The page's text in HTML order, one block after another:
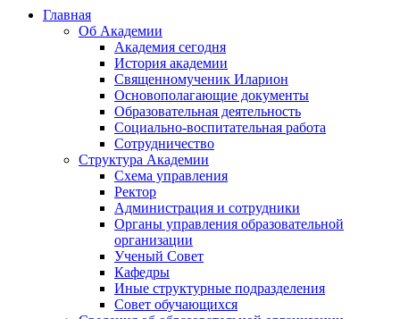
Главная
Об Академии
Академия сегодня
История академии
Священномученик Иларион
Основополагающие документы
Образовательная деятельность
Социально-воспитательная работа
Сотрудничество
Структура Академии
Схема управления
Ректор
Администрация и сотрудники
Органы управления образовательной
организации
Ученый Совет
Кафедры
Иные структурные подразделения
Совет обучающихся